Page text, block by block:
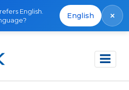
English.
English ×